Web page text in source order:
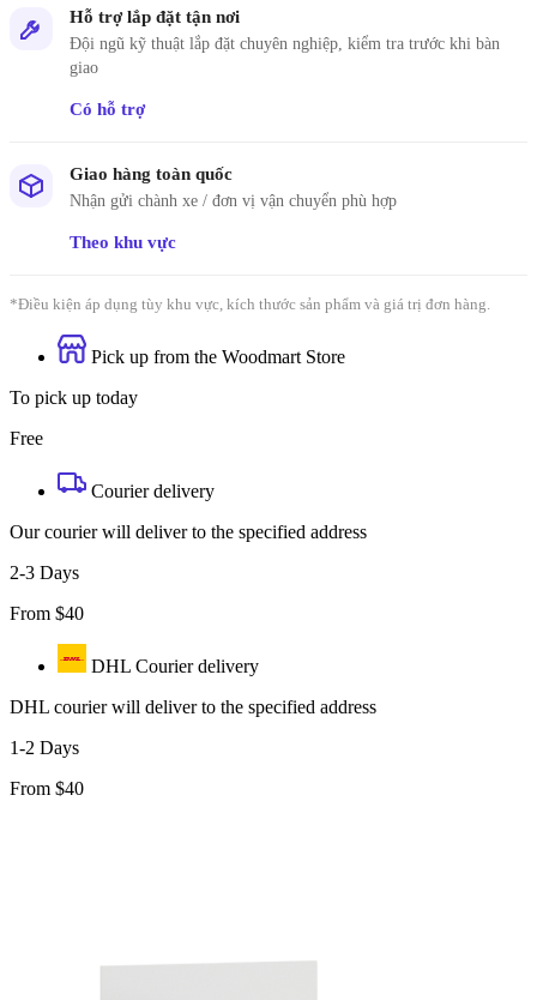
Hỗ trợ lắp đặt tận nơi
Đội ngũ kỹ thuật lắp đặt chuyên nghiệp, kiểm tra trước khi bàn
giao
Có hỗ trợ
Giao hàng toàn quốc
Nhận gửi chành xe / đơn vị vận chuyển phù hợp
Theo khu vực
*Điều kiện áp dụng tùy khu vực, kích thước sản phẩm và giá trị đơn hàng.
Pick up from the Woodmart Store
To pick up today
Free
Courier delivery
Our courier will deliver to the specified address
2-3 Days
From $40
DHL Courier delivery
DHL courier will deliver to the specified address
1-2 Days
From $40